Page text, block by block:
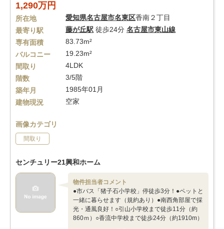
1,290万円
所在地 愛知県名古屋市名東区香南２丁目
最寄り駅
藤が丘駅 徒歩24分 名古屋市東山線
専有面積
83.73m²
バルコニー
19.23m²
間取り
4LDK
階数
3/5階
築年月
1985年01月
建物現況
空家
画像カテゴリ
間取り
センチュリー21興和ホーム
物件担当者コメント
●市バス「猪子石小学校」停徒歩3分！●ペットと
一緒に暮らせます（規約あり）●南西角部屋で採
光・通風良好！○引山小学校まで徒歩11分（約
860ｍ）○香流中学校まで徒歩24分（約1910m）